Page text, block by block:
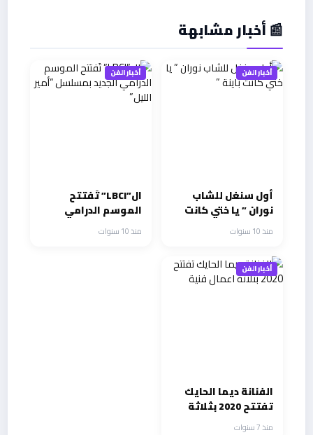
📰 أخبار مشابهة
أخبار الفن
أول سنغل للشاب
نوران ” يا ختي كانت
باينة ”منذ 10 سنوات
أخبار الفن
ال”LBCI” تَفتتح
الموسم الدرامي
الجديد بمسلسل
“أمير الليل”
منذ 10 سنوات
أخبار الفن
الفنانة ديما الحايك
تفتتح 2020 بثلاثة
اعمال فنيةمنذ 7 سنوات